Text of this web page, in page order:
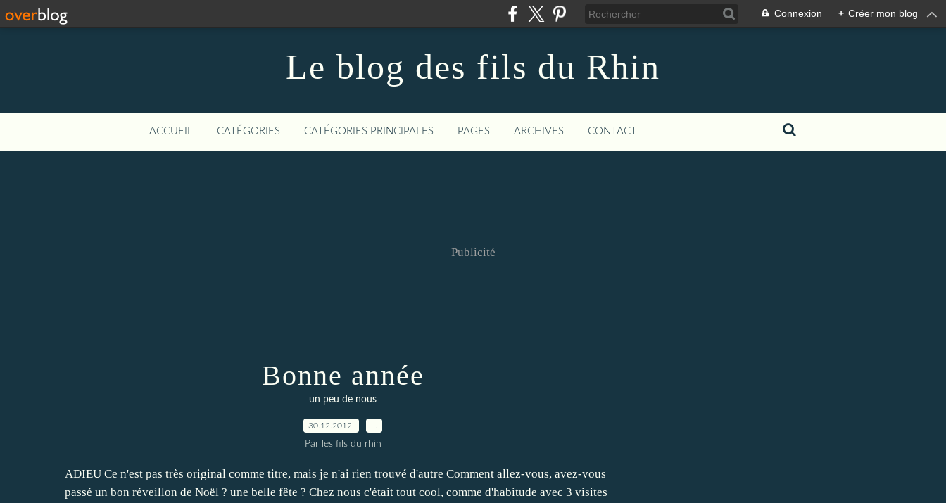
Connexion + Créer mon blog
Le blog des fils du Rhin
ACCUEIL CATÉGORIES CATÉGORIES PRINCIPALES PAGES ARCHIVES CONTACT
Publicité
Bonne année
un peu de nous
30.12.2012
Par les fils du rhin
ADIEU Ce n'est pas très original comme titre, mais je n'ai rien trouvé d'autre Comment allez-vous, avez-vous
passé un bon réveillon de Noël ? une belle fête ? Chez nous c'était tout cool, comme d'habitude avec 3 visites